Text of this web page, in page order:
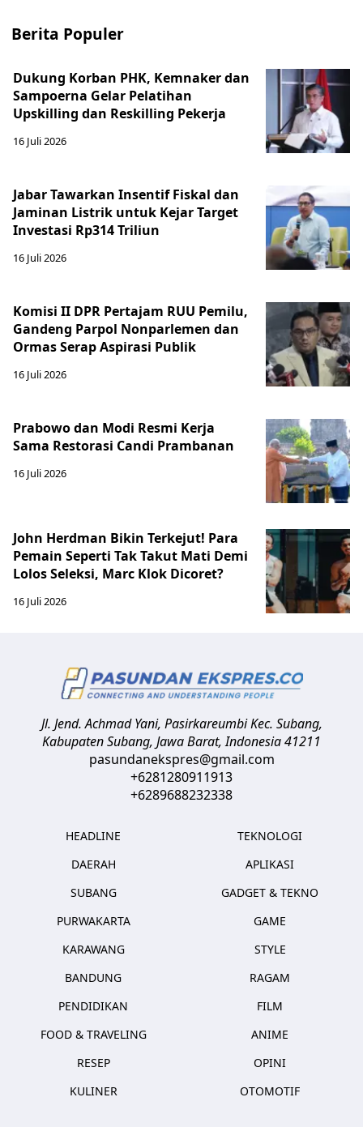
Berita Populer
Dukung Korban PHK, Kemnaker dan
Sampoerna Gelar Pelatihan
Upskilling dan Reskilling Pekerja
16 Juli 2026
Jabar Tawarkan Insentif Fiskal dan
Jaminan Listrik untuk Kejar Target
Investasi Rp314 Triliun
16 Juli 2026
Komisi II DPR Pertajam RUU Pemilu,
Gandeng Parpol Nonparlemen dan
Ormas Serap Aspirasi Publik
16 Juli 2026
Prabowo dan Modi Resmi Kerja
Sama Restorasi Candi Prambanan
16 Juli 2026
John Herdman Bikin Terkejut! Para
Pemain Seperti Tak Takut Mati Demi
Lolos Seleksi, Marc Klok Dicoret?
16 Juli 2026
Jl. Jend. Achmad Yani, Pasirkareumbi Kec. Subang,
Kabupaten Subang, Jawa Barat,Indonesia41211
pasundanekspres@gmail.com
+6281280911913
+6289688232338
HEADLINE
DAERAH
SUBANG
PURWAKARTA
KARAWANG
BANDUNG
PENDIDIKAN
FOOD & TRAVELING
RESEP
KULINER
TEKNOLOGI
APLIKASI
GADGET & TEKNO
GAME
STYLE
RAGAM
FILM
ANIME
OPINI
OTOMOTIF